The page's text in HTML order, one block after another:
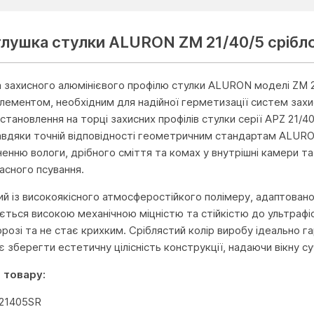
стулки ALURON ZM 21/40/5
алюмінієвого профілю стулки ALURON моделі
необхідним для надійної герметизації систем
на торці захисних профілів стулки серії APZ
точній відповідності геометричним стандартам
вологи, дрібного сміття та комах у внутрішні камери
псування.
із високоякісного атмосферостійкого полімеру,
високою механічною міцністю та стійкістю до
та не стає крихким. Сріблястий колір виробу ідеально
естетичну цілісність конструкції, надаючи вікну
товару: